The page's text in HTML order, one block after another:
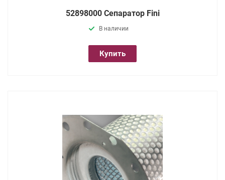
52898000 Сепаратор Fini
В наличии
Купить